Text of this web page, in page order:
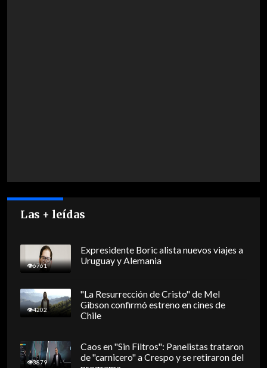
Las + leídas
6761
Expresidente Boric alista nuevos viajes a
Uruguay y Alemania
4202
"La Resurrección de Cristo" de Mel
Gibson confirmó estreno en cines de
Chile
3879
Caos en "Sin Filtros": Panelistas trataron
de "carnicero" a Crespo y se retiraron del